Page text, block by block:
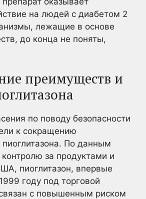
на людей с диабетом 2
лежащие в основе
до конца не поняты,
преимуществ и
по поводу безопасности
к сокращению
пиоглитазона. По данным
за продуктами и
пиоглитазон, впервые
году под торговой
с повышенным риском